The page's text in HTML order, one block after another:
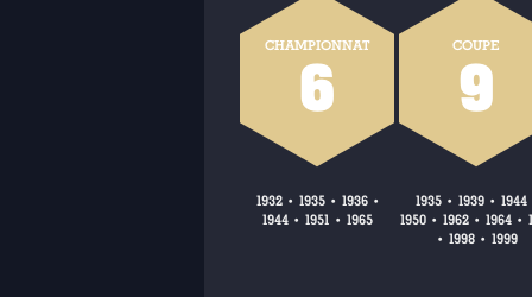
CHAMPIONNAT
6
1932• 1935• 1936•
1944 • 1951 • 1965
COUPE
9
1935• 1939• 1944
1950 • 1962 • 1964 •
• 1998• 1999